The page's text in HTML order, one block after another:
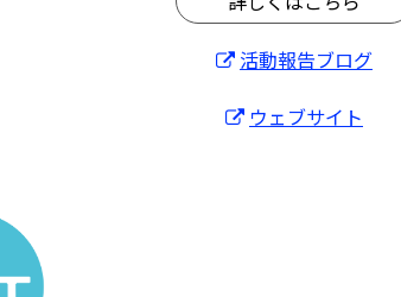
活動報告ブログ
ウェブサイト